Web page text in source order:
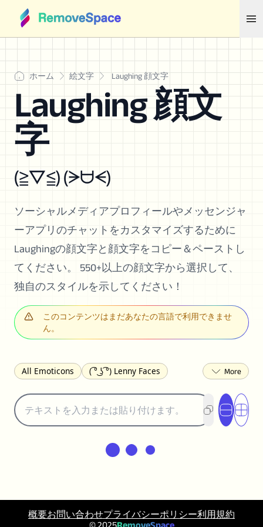
ホーム 絵文字 Laughing 顔文字
Laughing 顔文
字
(≧▽≦) (ᗒᗨᗕ)
ソーシャルメディアプロフィールやメッセンジャ
ーアプリのチャットをカスタマイズするために
Laughingの顔文字と顔文字をコピー＆ペーストし
てください。 550+以上の顔文字から選択して、
独自のスタイルを示してください！
このコンテンツはまだあなたの言語で利用できませ
ん。
All Emoticons
( ͡° ͜ʖ ͡°) Lenny Faces
¯\_(ツ)_/¯ Shrug
(◠‿◠)♡ Flirting
(ノಠ益ಠ)ノ Angry
(^‿^) Happy
(❀❛ᴗ❛) Blushing
ლ(•́•́ლ) Scared
(⊙_☉) Surprised
(♥‿♥) Love
© 2025RemoveSpace
概要お問い合わせプライバシーポリシー利用規約